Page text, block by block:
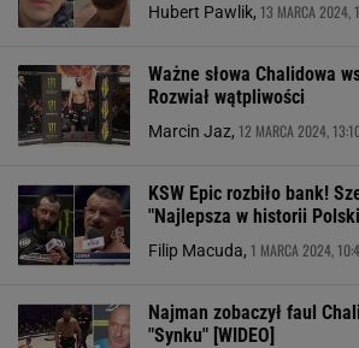
Hubert Pawlik, 13 MARCA 2024,
Ważne słowa Chalidowa
Rozwiał wątpliwości
Marcin Jaz, 12 MARCA 2024,
KSW Epic rozbiło bank!
"Najlepsza w historii
Filip Macuda, 1 MARCA 2024,
Najman zobaczył faul
"Synku" [WIDEO]